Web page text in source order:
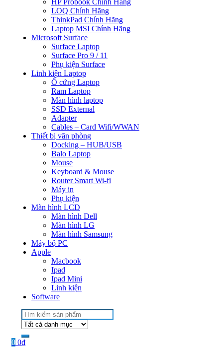
HP Probook Chính Hãng
LOQ Chính Hãng
ThinkPad Chính Hãng
Laptop MSI Chính Hãng
Microsoft Surface
Surface Laptop
Surface Pro 9 / 11
Phụ kiện Surface
Linh kiện Laptop
Ổ cứng Laptop
Ram Laptop
Màn hình laptop
SSD External
Adapter
Cables – Card Wifi/WWAN
Thiết bị văn phòng
Docking – HUB/USB
Balo Laptop
Mouse
Keyboard & Mouse
Router Smart Wi-fi
Máy in
Phụ kiện
Màn hình LCD
Màn hình Dell
Màn hình LG
Màn hình Samsung
Máy bộ PC
Apple
Macbook
Ipad
Ipad Mini
Linh kiện
Software
Search
for:
0 0₫